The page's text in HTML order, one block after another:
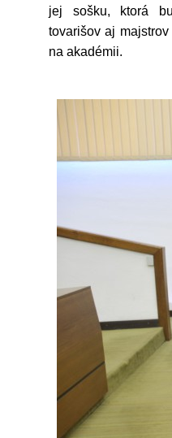
jej sošku, ktorá
tovarišov aj
na akadémii.